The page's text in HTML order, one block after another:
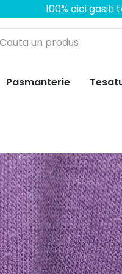
100% aici
Pasmanterie